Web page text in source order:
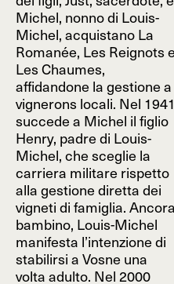
Michel, nonno di Louis-
Michel, acquistano La
Romanée, Les Reignots
Les Chaumes,
affidandone la gestione a
vignerons locali. Nel 1941
succede a Michel il figlio
Henry, padre di Louis-
Michel, che sceglie la
carriera militare rispetto
alla gestione diretta dei
vigneti di famiglia. Ancora
bambino, Louis-Michel
manifesta l’intenzione di
stabilirsi a Vosne una
volta adulto. Nel 2000